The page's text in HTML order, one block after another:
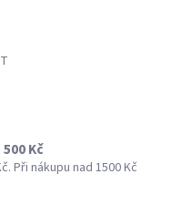
Kč
Při nákupu nad 1500 Kč